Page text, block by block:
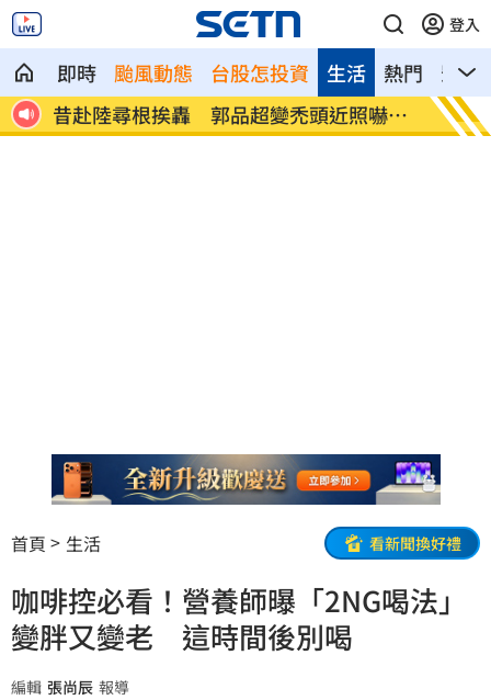
登入
即時 颱風動態 台股怎投資 熱門 影音
生活
壞
買疫苗被詐10億！昔日半導體CEO認了被
騙
劉若
首頁 生活 看新聞換好禮
咖啡控必看！營養師曝「2NG喝法」
變胖又變老 這時間後別喝
編輯 張尚辰 報導